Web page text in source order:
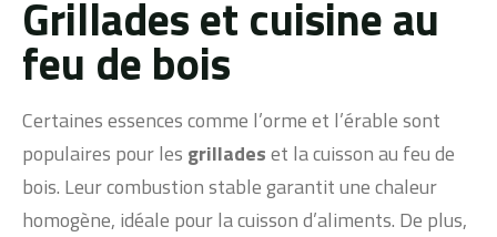
Grillades et cuisine au
feu de bois
Certaines essences comme l’orme et l’érable sont
populaires pour les grilladeset la cuisson au feu de
bois. Leur combustion stable garantit une chaleur
homogène, idéale pour la cuisson d’aliments. De plus,